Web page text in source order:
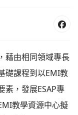
藉由相同領域專長
礎課程到以EMI教
素，發展ESAP專
教學資源中心擬